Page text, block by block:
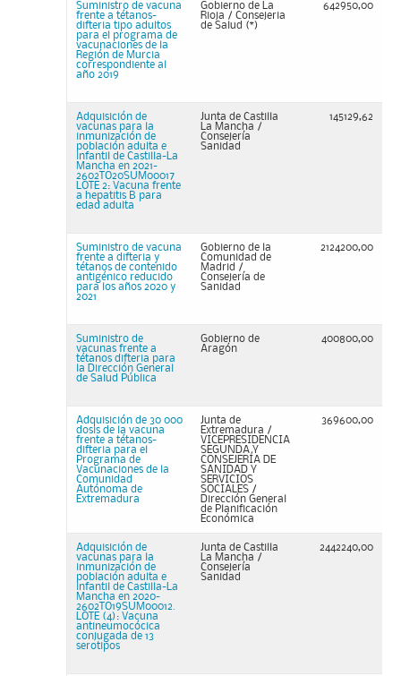
Suministro de vacuna
frente a tétanos-
difteria tipo adultos
para el programa de
vacunaciones de la
Región de Murcia
correspondiente al
año 2019
Gobierno de La
Rioja / Consejeria
de Salud (*)
642950,00
Adquisición de
vacunas para la
inmunización de
población adulta e
infantil de Castilla-La
Mancha en 2021-
2602TO20SUM00017
LOTE 2: Vacuna frente
a hepatitis B para
edad adulta
Junta de Castilla
La Mancha /
Consejería
Sanidad
145129,62
Suministro de vacuna
frente a difteria y
tétanos de contenido
antigénico reducido
para los años 2020 y
2021
Gobierno de la
Comunidad de
Madrid /
Consejería de
Sanidad
2124200,00
Suministro de
vacunas frente a
tétanos difteria para
la Dirección General
de Salud Pública
Gobierno de
Aragón
400800,00
Adquisición de 30 000
dosis de la vacuna
frente a tétanos-
difteria para el
Programa de
Vacunaciones de la
Comunidad
Autónoma de
Extremadura
Junta de
Extremadura /
VICEPRESIDENCIA
SEGUNDA Y
CONSEJERÍA DE
SANIDAD Y
SERVICIOS
SOCIALES /
Dirección General
de Planificación
Económica
369600,00
Adquisición de
vacunas para la
inmunización de
población adulta e
infantil de Castilla-La
Mancha en 2020-
2602TO19SUM00012.
LOTE (4): Vacuna
antineumocócica
conjugada de 13
serotipos
Junta de Castilla
La Mancha /
Consejería
Sanidad
2442240,00